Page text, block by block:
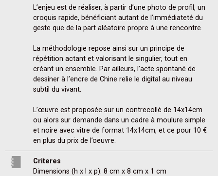
L’enjeu est de réaliser, à partir d’une photo de profil, un
croquis rapide, bénéficiant autant de l’immédiateté du
geste que de la part aléatoire propre à une rencontre.
La méthodologie repose ainsi sur un principe de
répétition actant et valorisant le singulier, tout en
créant un ensemble. Par ailleurs, l’acte spontané de
dessiner à l’encre de Chine relie le digital au niveau
subtil du vivant.
L’œuvre est proposée sur un contrecollé de 14x14cm
ou alors sur demande dans un cadre à moulure simple
et noire avec vitre de format 14x14cm, et ce pour 10 €
en plus du prix de l’oeuvre.
Criteres
Dimensions (h x l x p): 8 cm x 8 cm x 1 cm